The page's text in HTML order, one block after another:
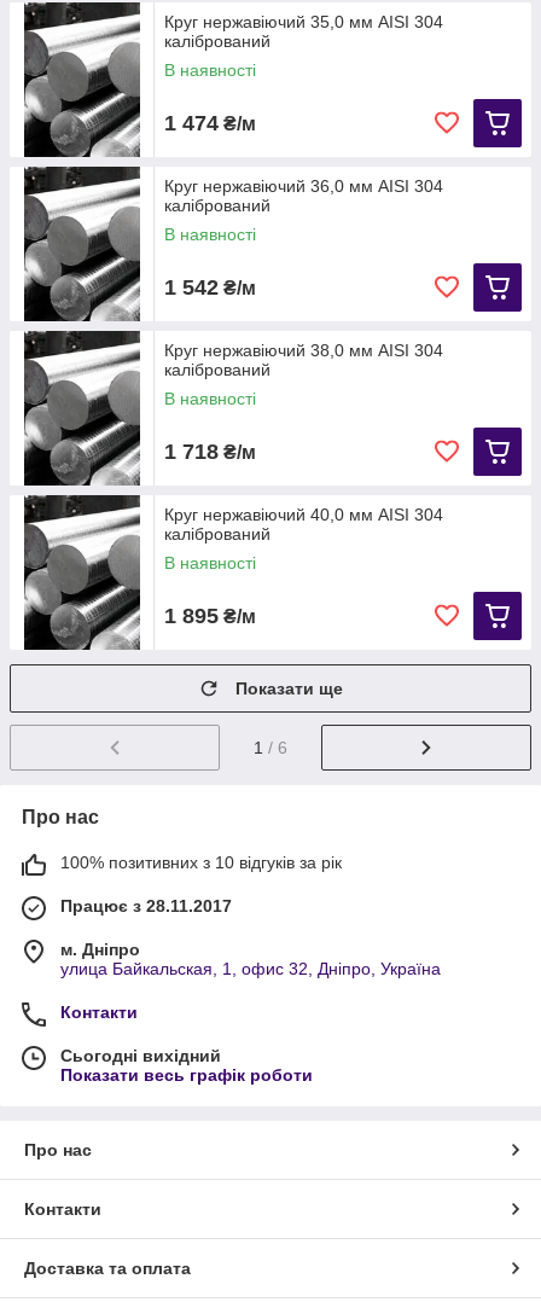
Круг нержавіючий 35,0 мм АІЅІ 304
калібрований
В наявності
1 474 ₴/м
Круг нержавіючий 36,0 мм АІЅІ 304
калібрований
В наявності
1 542 ₴/м
Круг нержавіючий 38,0 мм AISI 304
калібрований
В наявності
1 718 ₴/м
Круг нержавіючий 40,0 мм АІЅІ 304
калібрований
В наявності
1 895 ₴/м
Показати ще
1 / 6
Про нас
100% позитивних з 10 відгуків за рік
Працює з 28.11.2017
м. Дніпро
улица Байкальская, 1, офис 32, Дніпро, Україна
Контакти
Сьогодні вихідний
Показати весь графік роботи
Про нас
Контакти
Доставка та оплата